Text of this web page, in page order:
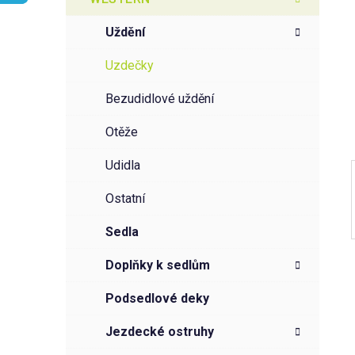
uždění
uzdečky
bezudidlové uždění
otěže
udidla
ostatní
sedla
doplňky k sedlům
podsedlové deky
jezdecké ostruhy